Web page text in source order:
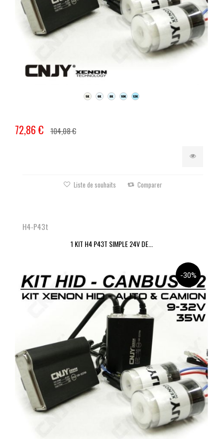
72,86 € 104,08 €
Liste de souhaits Comparer
H4-P43t
1 KIT H4 P43T SIMPLE 24V DE...
-30%